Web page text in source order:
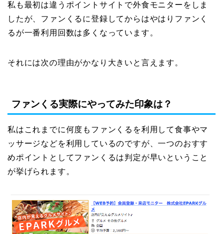
私も最初は違うポイントサイトで外食モニターをしま
したが、ファンくるに登録してからはやはりファンく
るが一番利用回数は多くなっています。
それには次の理由がかなり大きいと言えます。
ファンくる実際にやってみた印象は？
私はこれまでに何度もファンくるを利用して食事やマ
ッサージなどを利用しているのですが、一つのおすす
めポイントとしてファンくるは判定が早いということ
が挙げられます。